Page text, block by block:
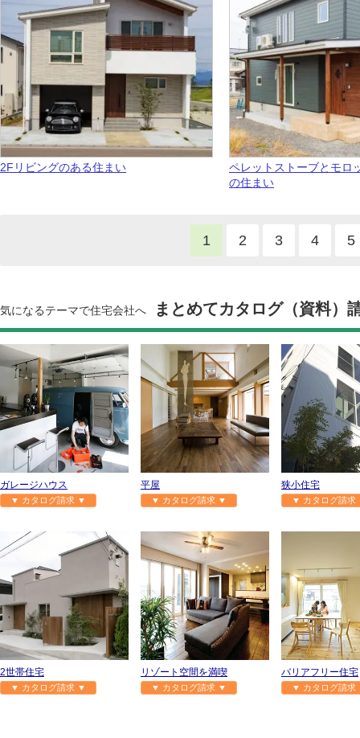
2Fリビングのある住まい
ペレットストーブとモロ
の住まい
1 2 3 4 5
気になるテーマで住宅会社へ まとめてカタログ（資料）
ガレージハウス
▼ カタログ請求 ▼
平屋
▼ カタログ請求 ▼
狭小住宅
▼ カタログ請
2世帯住宅
▼ カタログ請求 ▼
リゾート空間を満喫
▼ カタログ請求 ▼
バリアフリー住宅
▼ カタログ請